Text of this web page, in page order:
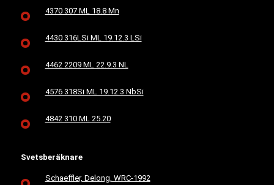
4370 307 ML 18.8 Mn
4430 316LSi ML 19.12.3 LSi
4462 2209 ML 22.9.3 NL
4576 318Si ML 19.12.3 NbSi
4842 310 ML 25.20
Svetsberäknare
Schaeffler, Delong, WRC-1992